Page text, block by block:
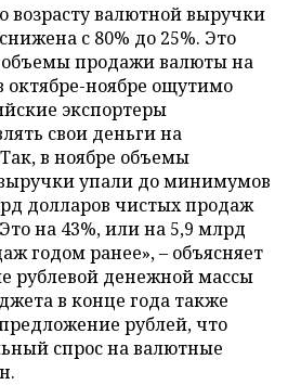
возрасту валютной выручки
с 80% до 25%. Это
объемы продажи валюты на
ноябре ощутимо
экспортеры
свои деньги на
в ноябре объемы
упали до минимумов
долларов чистых продаж
на 43%, или на 5,9 млрд
годом ранее», – объясняет
рублевой денежной массы
в конце года также
рублей, что
спрос на валютные